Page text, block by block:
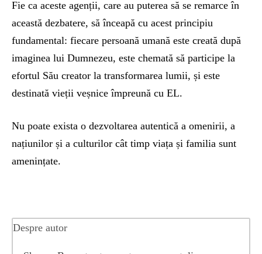
Fie ca aceste agenții, care au puterea să se remarce în
această dezbatere, să înceapă cu acest principiu
fundamental: fiecare persoană umană este creată după
imaginea lui Dumnezeu, este chemată să participe la
efortul Său creator la transformarea lumii, și este
destinată vieții veșnice împreună cu EL.
Nu poate exista o dezvoltarea autentică a omenirii, a
națiunilor și a culturilor cât timp viața și familia sunt
amenințate.
Despre autor